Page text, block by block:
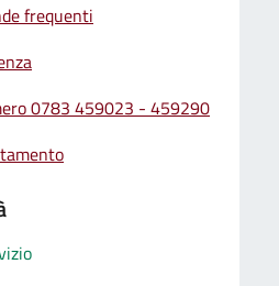
frequenti
0783 459023 - 459290